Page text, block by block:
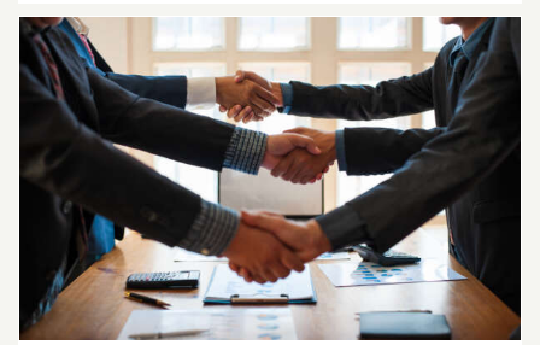
Tarifabschluss in der Pfalz: Groß- und
Außenhandel übernimmt bayerisches Ergebnis